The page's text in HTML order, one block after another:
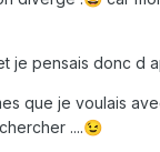
pensais donc d
que je voulais
....😉